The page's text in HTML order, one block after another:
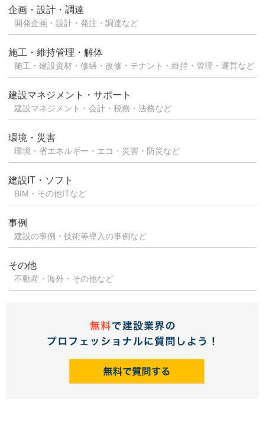
企画・設計・調達
開発企画・設計・発注・調達など
施工・維持管理・解体
施工・建設資材・修繕・改修・テナント・維持・管理・運営など
建設マネジメント・サポート
建設マネジメント・会計・税務・法務など
環境・災害
環境・省エネルギー・エコ・災害・防災など
建設IT・ソフト
BIM・その他ITなど
事例
建設の事例・技術等導入の事例など
その他
不動産・海外・その他など